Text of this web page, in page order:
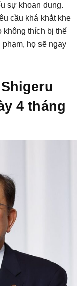
sự khoan dung.
cầu khá khắt khe
thích bị thế
họ sẽ ngay
4 tháng